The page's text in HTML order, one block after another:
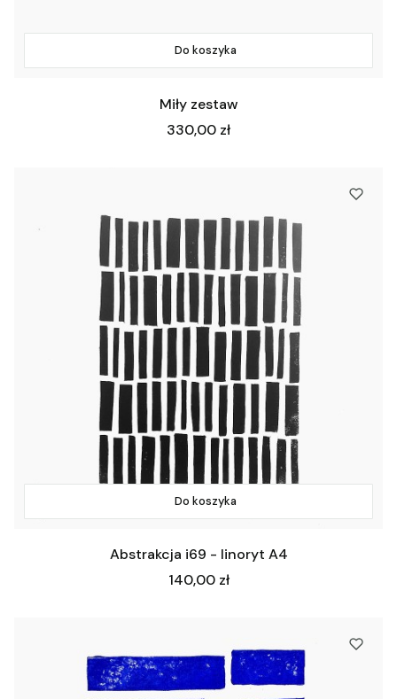
Do koszyka
Miły zestaw
Cena
330,00 zł
Do koszyka
Abstrakcja i69 - linoryt A4
Cena
140,00 zł